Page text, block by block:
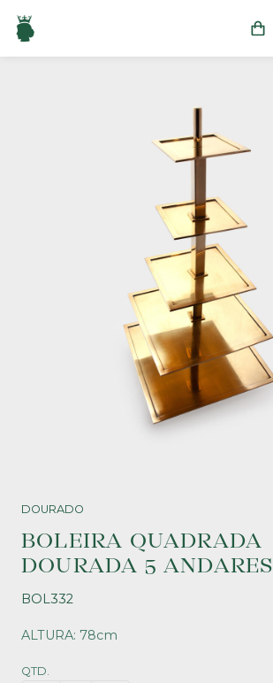
DOURADO
BOLEIRA QUADRADA
DOURADA 5 ANDARES
BOL332
ALTURA: 78cm
QTD.